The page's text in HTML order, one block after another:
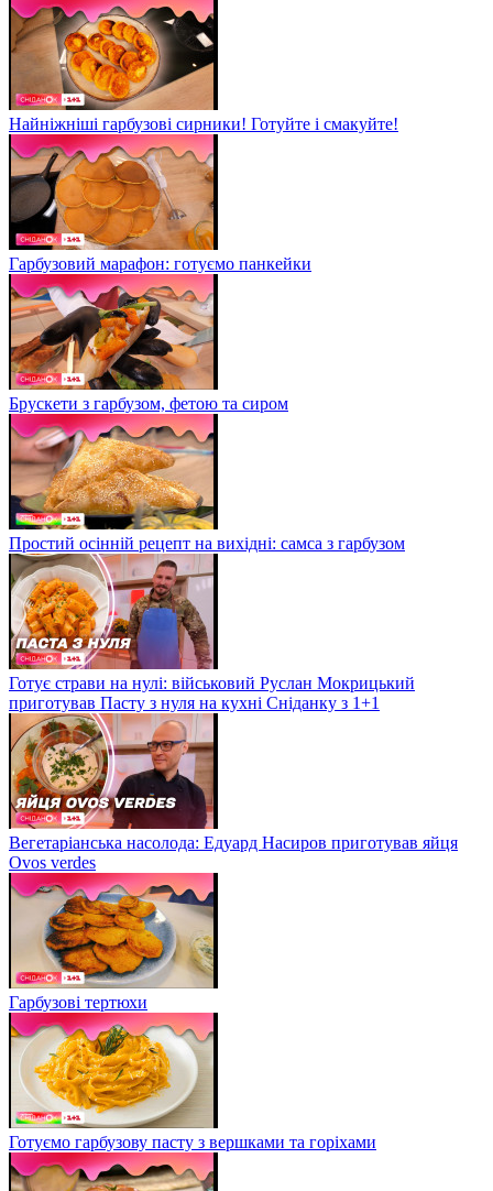
Найніжніші гарбузові сирники! Готуйте і смакуйте!
Гарбузовий марафон: готуємо панкейки
Брускети з гарбузом, фетою та сиром
Простий осінній рецепт на вихідні: самса з гарбузом
Готує страви на нулі: військовий Руслан Мокрицький
приготував Пасту з нуля на кухні Сніданку з 1+1
Вегетаріанська насолода: Едуард Насиров приготував яйця
Ovos verdes
Гарбузові тертюхи
Готуємо гарбузову пасту з вершками та горіхами